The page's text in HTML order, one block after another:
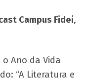
Campus Fidei,
Ano da Vida
“A Literatura e